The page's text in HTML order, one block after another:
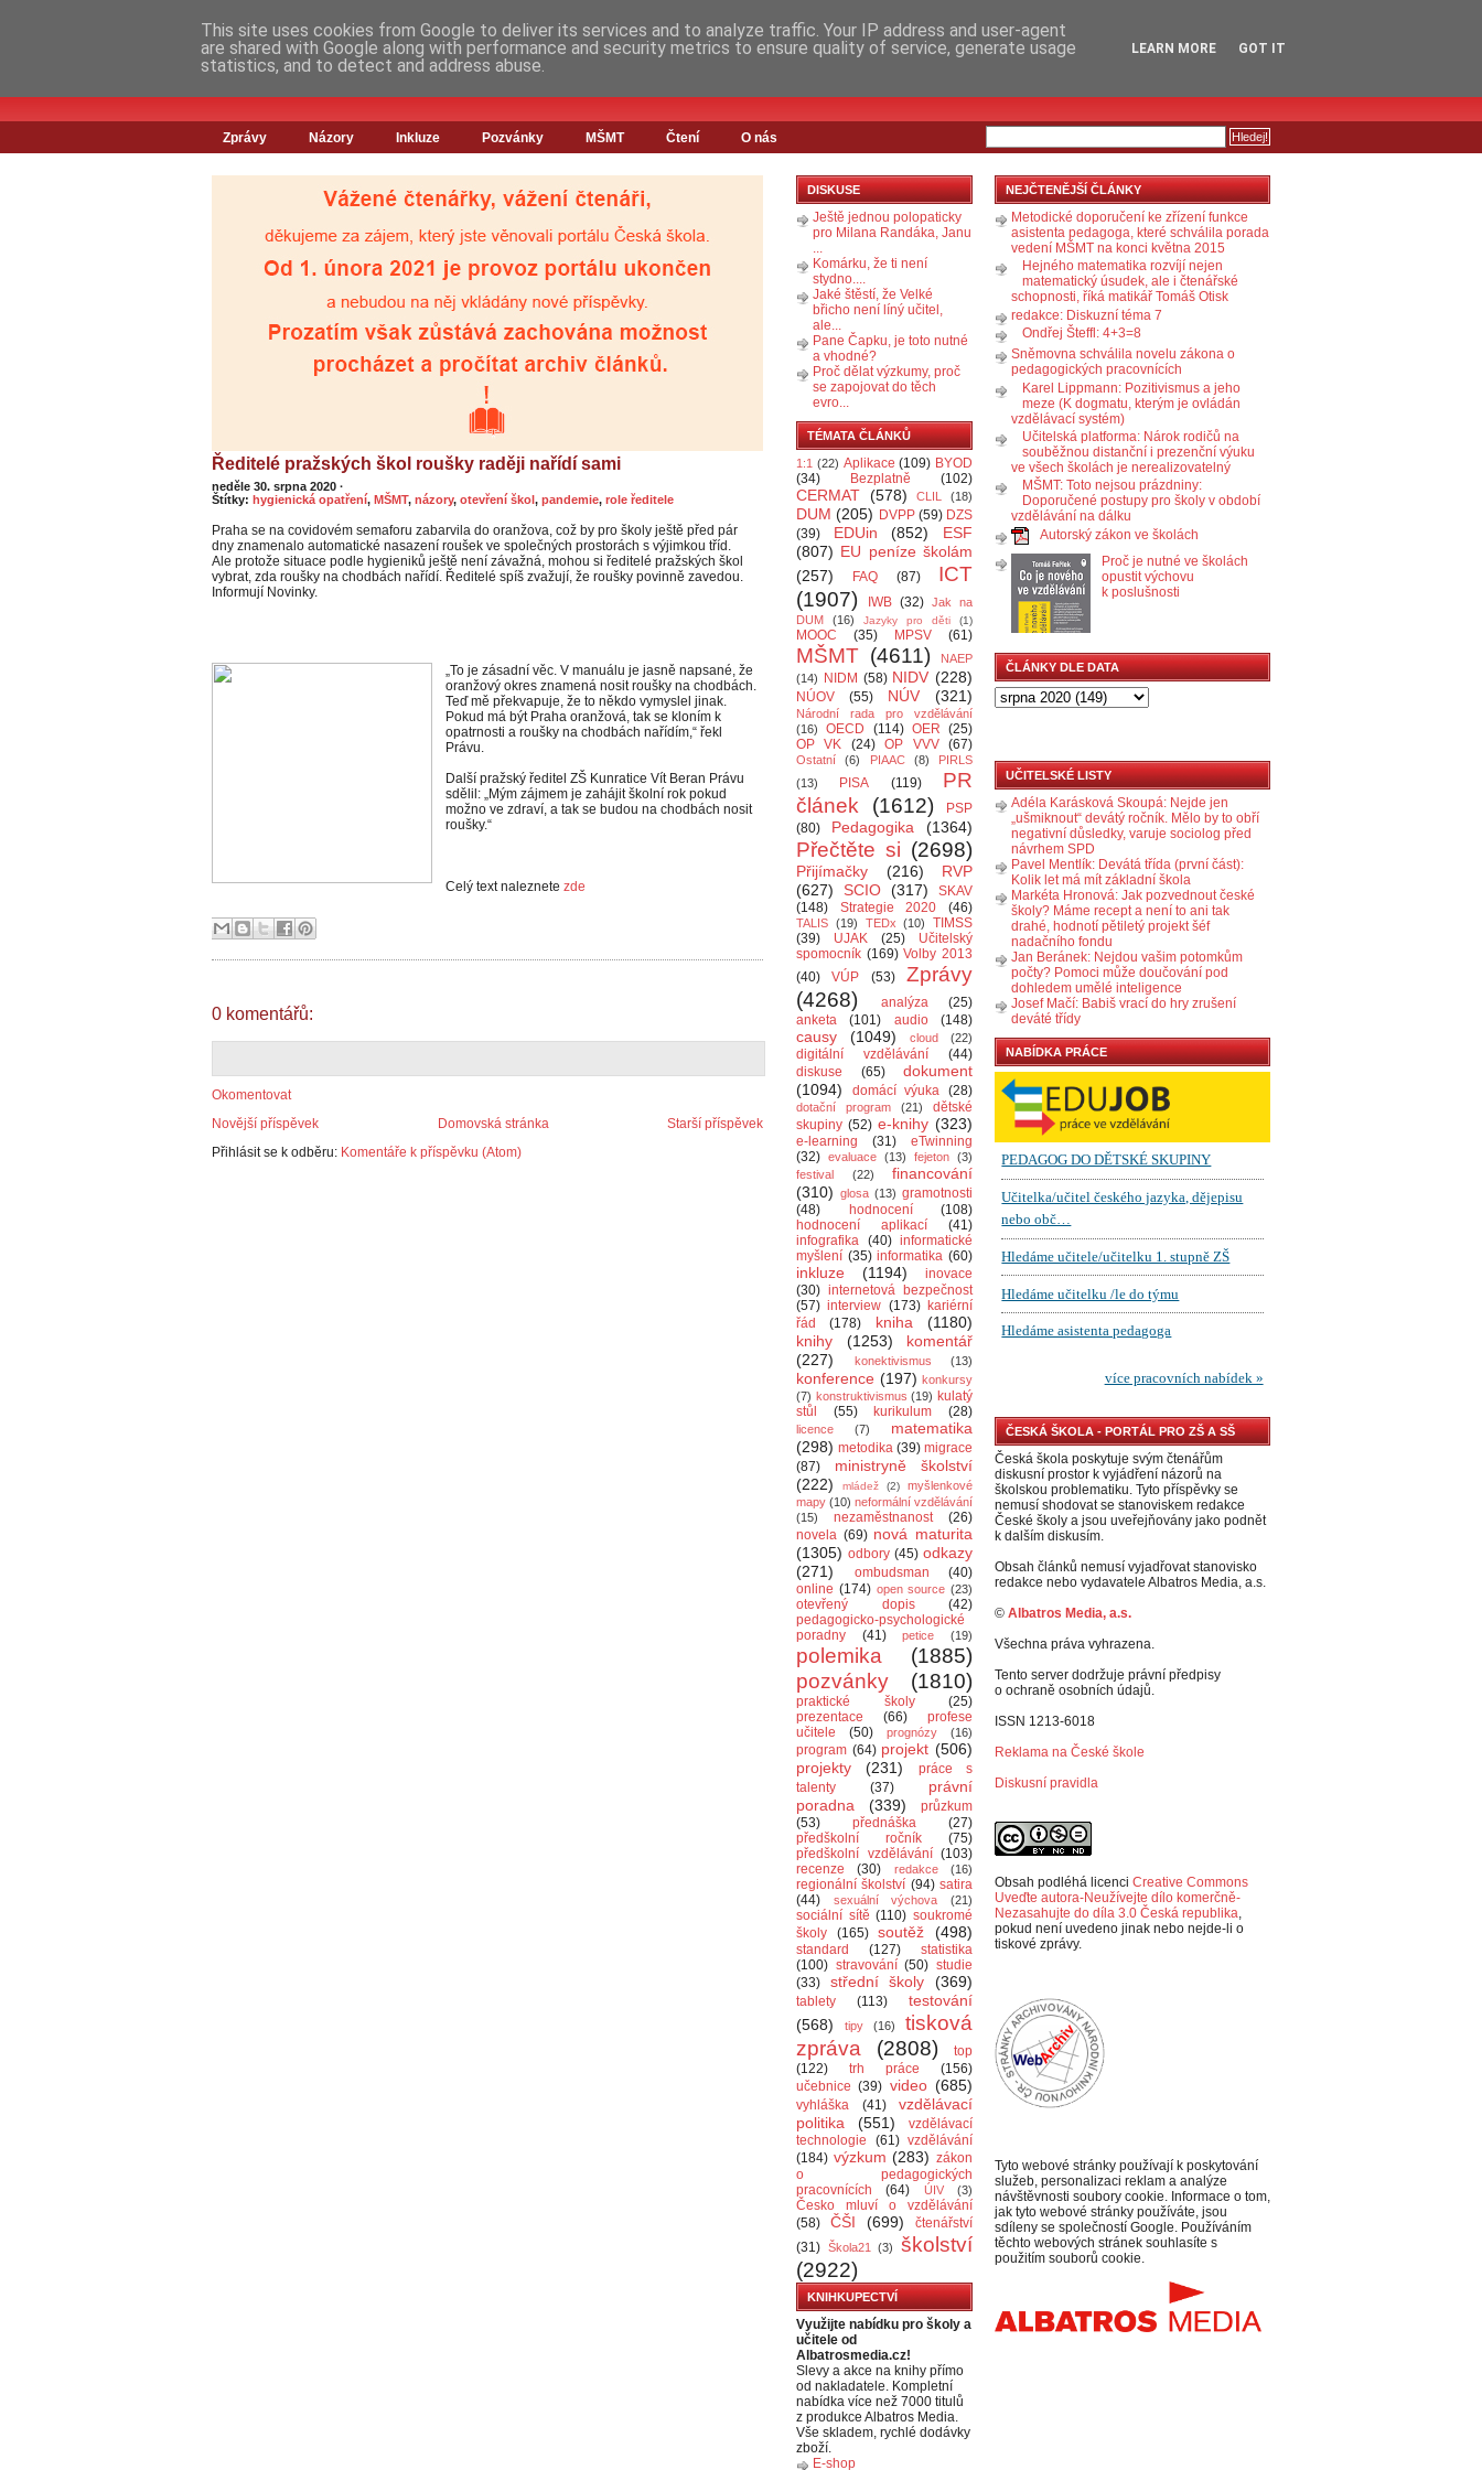
Zprávy Názory Inkluze Pozvánky MŠMT Čtení O nás
Ředitelé pražských škol roušky raději nařídí sami
neděle 30. srpna 2020 ·
Štítky: hygienická opatření, MŠMT, názory, otevření škol, pandemie, role ředitele
Praha se na covidovém semaforu zabarvila do oranžova, což by pro školy ještě před pár
dny znamenalo automatické nasazení roušek ve společných prostorách s výjimkou tříd.
Ale protože situace podle hygieniků ještě není závažná, mohou si ředitelé pražských škol
vybrat, zda roušky na chodbách nařídí. Ředitelé spíš zvažují, že roušky povinně zavedou.
Informují Novinky.
„To je zásadní věc. V manuálu je jasně napsané, že
oranžový okres znamená nosit roušky na chodbách.
Teď mě překvapuje, že to někdo vymyslel jinak.
Pokud má být Praha oranžová, tak se kloním k
opatrnosti a roušky na chodbách nařídím,“ řekl
Právu.
Další pražský ředitel ZŠ Kunratice Vít Beran Právu
sdělil: „Mým zájmem je zahájit školní rok pokud
možno ve zdraví, a tak se budou na chodbách nosit
roušky.“
Celý text naleznete zde
0 komentářů:
Okomentovat
Novější příspěvek
Starší příspěvek
Domovská stránka
Přihlásit se k odběru: Komentáře k příspěvku (Atom)
DISKUSE
Ještě jednou polopaticky
pro Milana Randáka, Janu
...
Komárku, že ti není
stydno....
Jaké štěstí, že Velké
břicho není líný učitel,
ale...
Pane Čapku, je toto nutné
a vhodné?
Proč dělat výzkumy, proč
se zapojovat do těch
evro...
TÉMATA ČLÁNKŮ
1:1 (22) Aplikace (109) BYOD
(34)
Bezplatně (102)
CERMAT (578) CLIL (18)
DUM (205) DVPP (59) DZS
(39)
EDUin (852)
ESF
(807) EU peníze školám
(257)
FAQ (87)
ICT
(1907)
IWB (32) Jak na
DUM
(16) Jazyky pro děti (1)
MOOC (35) MPSV (61)
MŠMT (4611)
NAEP
(14)
NIDM (58) NIDV (228)
NÚOV (55) NÚV (321)
Národní rada pro vzdělávání
(16)
OECD (114) OER (25)
OP VK
(24) OP VVV (67)
Ostatní (6) PIAAC (8)
PIRLS
(13)
PISA (119)
PR
článek
(1612)
PSP
(80)
Pedagogika (1364)
Přečtěte si (2698)
Přijímačky (216)
RVP
(627)
SCIO (317)
SKAV
(148)
Strategie 2020 (46)
TALIS (19) TEDx (10)
TIMSS
(39)
UJAK (25)
Učitelský
spomocník (169) Volby 2013
(40)
VÚP (53)
Zprávy
(4268)
analýza
(25)
anketa
(101) audio (148)
causy (1049) cloud (22)
digitální vzdělávání
(44)
diskuse
(65)
dokument
(1094)
domácí výuka (28)
dotační program (21)
dětské
skupiny (52) e-knihy (323)
e-learning (31)
eTwinning
(32) evaluace (13) fejeton (3)
festival
(22)
financování
(310) glosa (13) gramotnosti
(48)
hodnocení
(108)
hodnocení aplikací
(41)
infografika (40) informatické
myšlení (35) informatika (60)
inkluze (1194)
inovace
(30) internetová bezpečnost
(57) interview (173) kariérní
řád
(178) kniha
(1180)
knihy
(1253)
komentář
(227)
konektivismus (13)
konference (197) konkursy
(7) konstruktivismus (19) kulatý
stůl
(55) kurikulum (28)
licence (7)
matematika
(298) metodika (39) migrace
(87)
ministryně školství
(222)
mládež (2)
myšlenkové
mapy (10) neformální vzdělávání
(15)
nezaměstnanost
(26)
novela (69) nová maturita
(1305) odbory (45) odkazy
(271)
ombudsman
(40)
online (174) open source (23)
otevřený dopis
(42)
pedagogicko-psychologické
poradny
(41) petice (19)
polemika
(1885)
pozvánky
(1810)
praktické školy
(25)
prezentace
(66)
profese
učitele
(50) prognózy (16)
program (64) projekt (506)
projekty
(231)
práce s
talenty
(37)
právní
poradna
(339)
průzkum
(53)
přednáška
(27)
předškolní ročník
(75)
předškolní vzdělávání (103)
recenze
(30) redakce (16)
regionální školství (94) satira
(44)
sexuální výchova (21)
sociální sítě (110) soukromé
školy
(165) soutěž (498)
standard (127)
statistika
(100) stravování (50) studie
(33)
střední školy (369)
tablety (113)
testování
(568)
tipy (16)
tisková
zpráva
(2808)
top
(122)
trh práce
(156)
učebnice (39) video (685)
vyhláška (41)
vzdělávací
politika
(551)
vzdělávací
technologie
(61) vzdělávání
(184) výzkum (283) zákon
o pedagogických
pracovnících
(64) ÚIV (3)
Česko mluví o vzdělávání
(58)
ČŠI (699)
čtenářství
(31) Škola21 (3)
školství
(2922)
KNIHKUPECTVÍ
Využijte nabídku pro školy a
učitele od
Albatrosmedia.cz!
Slevy a akce na knihy přímo
od nakladatele. Kompletní
nabídka více než 7000 titulů
z produkce Albatros Media.
Vše skladem, rychlé dodávky
zboží.
E-shop
NEJČTENĚJŠÍ ČLÁNKY
Metodické doporučení ke zřízení funkce
asistenta pedagoga, které schválila porada
vedení MŠMT na konci května 2015
Hejného matematika rozvíjí nejen
matematický úsudek, ale i čtenářské
schopnosti, říká matikář Tomáš Otisk
redakce: Diskuzní téma 7
Ondřej Šteffl: 4+3=8
Sněmovna schválila novelu zákona o
pedagogických pracovnících
Karel Lippmann: Pozitivismus a jeho
meze (K dogmatu, kterým je ovládán
vzdělávací systém)
Učitelská platforma: Nárok rodičů na
souběžnou distanční i prezenční výuku
ve všech školách je nerealizovatelný
MŠMT: Toto nejsou prázdniny:
Doporučené postupy pro školy v období
vzdělávání na dálku
Autorský zákon ve školách
Proč je nutné ve školách
opustit výchovu
k poslušnosti
ČLÁNKY DLE DATA
UČITELSKÉ LISTY
Adéla Karásková Skoupá: Nejde jen
„ušmiknout“ devátý ročník. Mělo by to obří
negativní důsledky, varuje sociolog před
návrhem SPD
Pavel Mentlík: Devátá třída (první část):
Kolik let má mít základní škola
Markéta Hronová: Jak pozvednout české
školy? Máme recept a není to ani tak
drahé, hodnotí pětiletý projekt šéf
nadačního fondu
Jan Beránek: Nejdou vašim potomkům
počty? Pomoci může doučování pod
dohledem umělé inteligence
Josef Mačí: Babiš vrací do hry zrušení
deváté třídy
NABÍDKA PRÁCE
ČESKÁ ŠKOLA - PORTÁL PRO ZŠ A SŠ
Česká škola poskytuje svým čtenářům
diskusní prostor k vyjádření názorů na
školskou problematiku. Tyto příspěvky se
nemusí shodovat se stanoviskem redakce
České školy a jsou uveřejňovány jako podnět
k dalším diskusím.
Obsah článků nemusí vyjadřovat stanovisko
redakce nebo vydavatele Albatros Media, a.s.
© Albatros Media, a.s.
Všechna práva vyhrazena.
Tento server dodržuje právní předpisy
o ochraně osobních údajů.
ISSN 1213-6018
Reklama na České škole
Diskusní pravidla
Obsah podléhá licenci Creative Commons
Uveďte autora-Neužívejte dílo komerčně-
Nezasahujte do díla 3.0 Česká republika
pokud není uvedeno jinak nebo nejde-li o
tiskové zprávy.
Tyto webové stránky používají k poskytování
služeb, personalizaci reklam a analýze
návštěvnosti soubory cookie. Informace o tom,
jak tyto webové stránky používáte, jsou
sdíleny se společností Google. Používáním
těchto webových stránek souhlasíte s
použitím souborů cookie.
This site uses cookies from Google to deliver its services and to analyze traffic. Your IP address and user-agent
are shared with Google along with performance and security metrics to ensure quality of service, generate usage
statistics, and to detect and address abuse.
LEARN MORE GOT IT